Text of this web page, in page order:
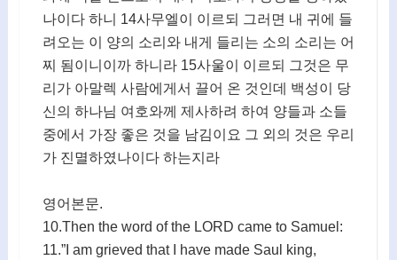
나이다 하니 14사무엘이 이르되 그러면 내 귀에 들
려오는 이 양의 소리와 내게 들리는 소의 소리는 어
찌 됨이니이까 하니라 15사울이 이르되 그것은 무
리가 아말렉 사람에게서 끌어 온 것인데 백성이 당
신의 하나님 여호와께 제사하려 하여 양들과 소들
중에서 가장 좋은 것을 남김이요 그 외의 것은 우리
가 진멸하였나이다 하는지라
영어본문.
10.Then the word of the LORD came to Samuel:
11.”I am grieved that I have made Saul king,